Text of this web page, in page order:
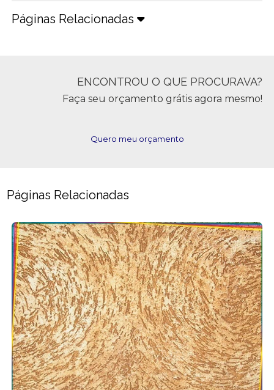
Páginas Relacionadas
ENCONTROU O QUE PROCURAVA?
Faça seu orçamento grátis agora mesmo!
Quero meu orçamento
Páginas Relacionadas